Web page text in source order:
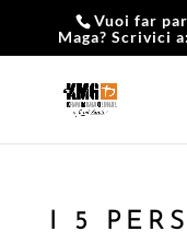
Vuoi far
Maga? Scrivici a:
I 5